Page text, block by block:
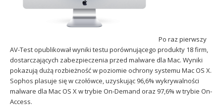
Po raz pierwszy
AV-Test opublikował wyniki testu porównującego produkty 18 firm,
dostarczających zabezpieczenia przed malware dla Mac. Wyniki
pokazują dużą rozbieżność w poziomie ochrony systemu Mac OS X.
Sophos plasuje się w czołówce, uzyskując 96,6% wykrywalności
malware dla Mac OS X w trybie On-Demand oraz 97,6% w trybie On-
Access.